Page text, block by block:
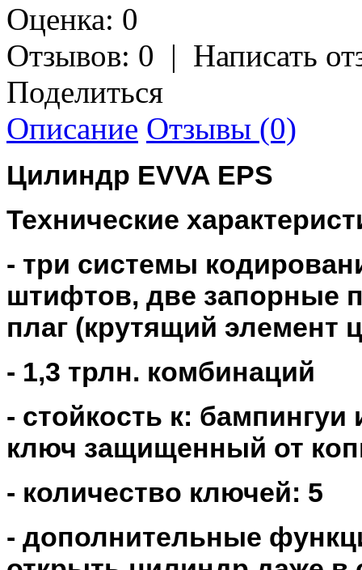
Оценка:
Отзывов: 0 | Написать
Поделиться
Описание Отзывы (0)
Цилиндр EVVA EPS
Технические
- три системы
штифтов, две запорные
плаг (крутящий элемент
- 1,3 трлн. комбинаций
- стойкость к:
ключ защищенный от
- количество ключей: 5
- дополнительные